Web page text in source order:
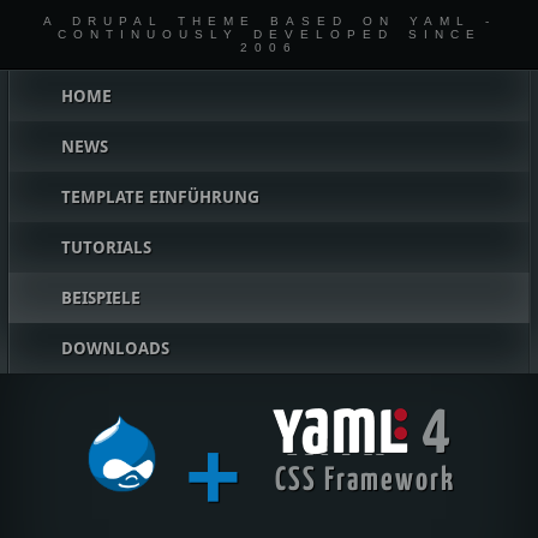
A DRUPAL THEME BASED ON YAML -
CONTINUOUSLY DEVELOPED SINCE
2006
Hauptmenü
HOME
NEWS
TEMPLATE EINFÜHRUNG
TUTORIALS
BEISPIELE
DOWNLOADS
+ YAML
4
CSS Framework